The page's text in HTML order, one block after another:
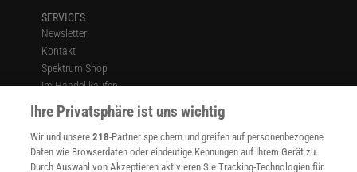
SERVICES
Newsletter
Kontakt
Spektrum Shop
Im Handel kaufen
Presse
Verträge kündigen
Widerruf
INFO
Ihre Privatsphäre ist uns wichtig
Wir und unsere218-Partner speichern und greifen auf personenbezogene
Daten wie Browserdaten oder eindeutige Kennungen auf Ihrem Gerät zu.
Durch Auswahl von Akzeptieren aktivieren Sie Tracking-Technologien für